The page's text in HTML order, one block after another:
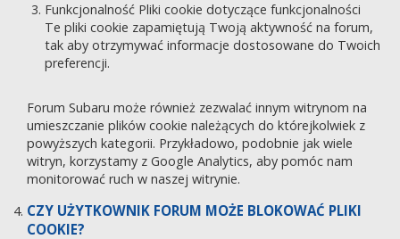
Funkcjonalność Pliki cookie dotyczące funkcjonalności
Te pliki cookie zapamiętują Twoją aktywność na forum,
tak aby otrzymywać informacje dostosowane do Twoich
preferencji.
Forum Subaru może również zezwalać innym witrynom na
umieszczanie plików cookie należących do którejkolwiek z
powyższych kategorii. Przykładowo, podobnie jak wiele
witryn, korzystamy z Google Analytics, aby pomóc nam
monitorować ruch w naszej witrynie.
CZY UŻYTKOWNIK FORUM MOŻE BLOKOWAĆ PLIKI
COOKIE?